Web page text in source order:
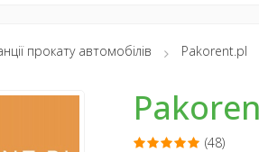
прокату автомобілів Pakorent.pl
(48)